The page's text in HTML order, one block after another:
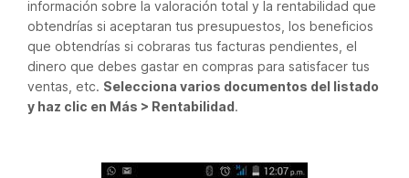
información sobre la valoración total y la rentabilidad que
obtendrías si aceptaran tus presupuestos, los beneficios
que obtendrías si cobraras tus facturas pendientes, el
dinero que debes gastar en compras para satisfacer tus
ventas, etc. Selecciona varios documentos del listado
y haz clic en Más > Rentabilidad.